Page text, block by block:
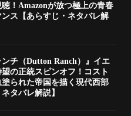
聴！Amazonが放つ極上の青春
ス【あらすじ・ネタバレ解
ンチ（Dutton Ranch）』イエ
の正統スピンオフ！コスト
られた帝国を描く現代西部
タバレ解説】